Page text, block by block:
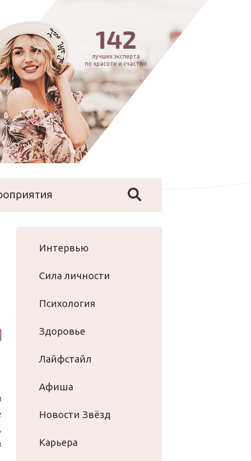
142
лучших эксперта
по красоте и счастью
Интервью
Сила личности
Психология
Здоровье
Лайфстайл
Афиша
Новости Звёзд
Карьера